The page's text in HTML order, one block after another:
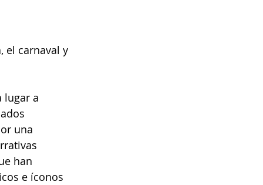
el carnaval y
lugar a
una
han
e íconos